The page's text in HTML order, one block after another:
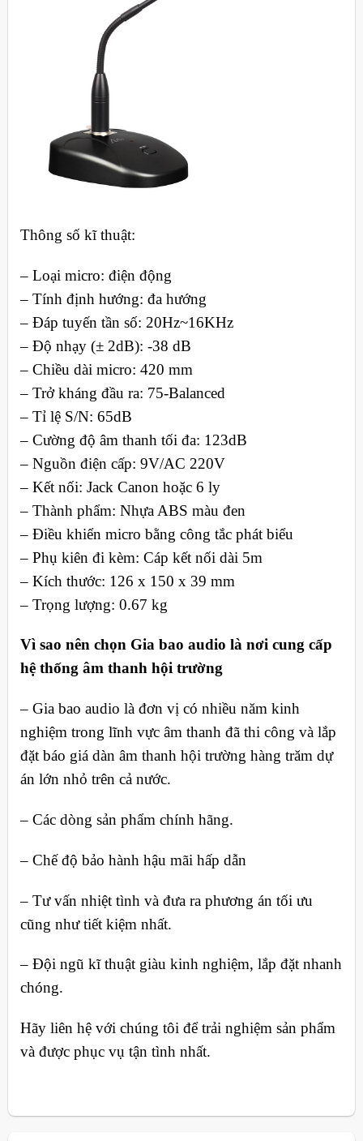
Thông số kĩ thuật:
– Loại micro: điện động
– Tính định hướng: đa hướng
– Đáp tuyến tần số: 20Hz~16KHz
– Độ nhạy (± 2dB): -38 dB
– Chiều dài micro: 420 mm
– Trở kháng đầu ra: 75-Balanced
– Tỉ lệ S/N: 65dB
– Cường độ âm thanh tối đa: 123dB
– Nguồn điện cấp: 9V/AC 220V
– Kết nối: Jack Canon hoặc 6 ly
– Thành phẩm: Nhựa ABS màu đen
– Điều khiển micro bằng công tắc phát biểu
– Phụ kiên đi kèm: Cáp kết nối dài 5m
– Kích thước: 126 x 150 x 39 mm
– Trọng lượng: 0.67 kg
Vì sao nên chọn Gia bao audio là nơi cung cấp
hệ thống âm thanh hội trường
– Gia bao audio là đơn vị có nhiều năm kinh
nghiệm trong lĩnh vực âm thanh đã thi công và lắp
đặt báo giá dàn âm thanh hội trường hàng trăm dự
án lớn nhỏ trên cả nước.
– Các dòng sản phẩm chính hãng.
– Chế độ bảo hành hậu mãi hấp dẫn
– Tư vấn nhiệt tình và đưa ra phương án tối ưu
cũng như tiết kiệm nhất.
– Đội ngũ kĩ thuật giàu kinh nghiệm, lắp đặt nhanh
chóng.
Hãy liên hệ với chúng tôi để trải nghiệm sản phẩm
và được phục vụ tận tình nhất.